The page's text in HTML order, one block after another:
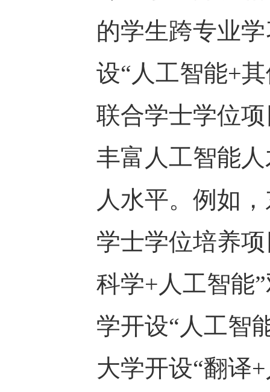
的学生跨专业
设“人工智能+
联合学士学位
丰富人工智能
人水平。例如
学士学位培养
科学+人工智能
学开设“人工智
大学开设“翻译